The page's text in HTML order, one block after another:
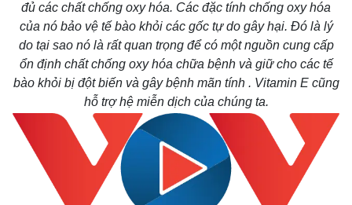
đủ các chất chống oxy hóa. Các đặc tính chống oxy hóa
của nó bảo vệ tế bào khỏi các gốc tự do gây hại. Đó là lý
do tại sao nó là rất quan trọng để có một nguồn cung cấp
ổn định chất chống oxy hóa chữa bệnh và giữ cho các tế
bào khỏi bị đột biến và gây bệnh mãn tính . Vitamin E cũng
hỗ trợ hệ miễn dịch của chúng ta.